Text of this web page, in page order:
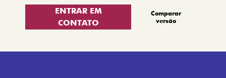
ENTRAR EM
CONTATO
Comparar
versão